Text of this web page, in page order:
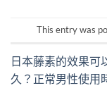
This entry was
日本藤素的效果可
久？正常男性使用